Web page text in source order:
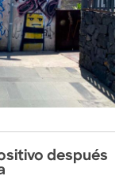
después